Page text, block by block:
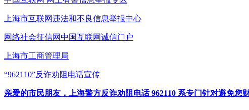
上海市互联网违法和不良信息举报中心
网络社会征信网中国互联网诚信门户
上海市工商管理局
“962110”反诈劝阻电话宣传
亲爱的市民朋友，上海警方反诈劝阻电话 962110 系专门针对避免您